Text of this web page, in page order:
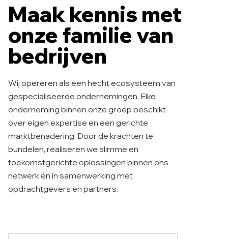
Maak kennis met
onze familie van
bedrijven
Wij opereren als een hecht ecosysteem van
gespecialiseerde ondernemingen. Elke
onderneming binnen onze groep beschikt
over eigen expertise en een gerichte
marktbenadering. Door de krachten te
bundelen, realiseren we slimme en
toekomstgerichte oplossingen binnen ons
netwerk én in samenwerking met
opdrachtgevers en partners.